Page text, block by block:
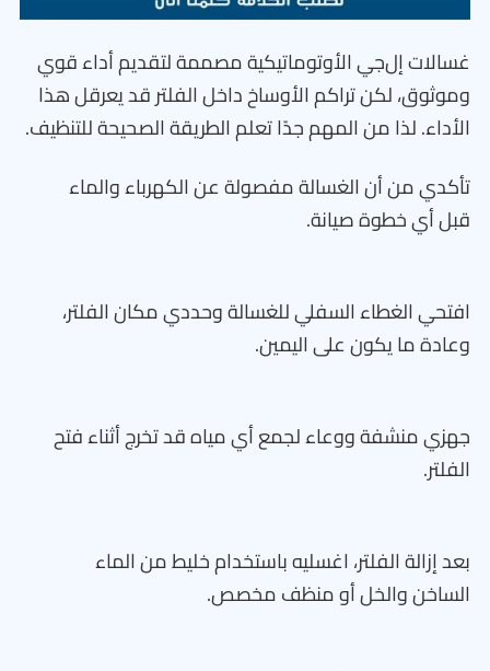
غسالات إل‌جي الأوتوماتيكية مصممة لتقديم أداء قوي
وموثوق، لكن تراكم الأوساخ داخل الفلتر قد يعرقل هذا
الأداء. لذا من المهم جدًا تعلم الطريقة الصحيحة للتنظيف.
تأكدي من أن الغسالة مفصولة عن الكهرباء والماء
قبل أي خطوة صيانة.
افتحي الغطاء السفلي للغسالة وحددي مكان الفلتر،
وعادة ما يكون على اليمين.
جهزي منشفة ووعاء لجمع أي مياه قد تخرج أثناء فتح
الفلتر.
بعد إزالة الفلتر، اغسليه باستخدام خليط من الماء
الساخن والخل أو منظف مخصص.